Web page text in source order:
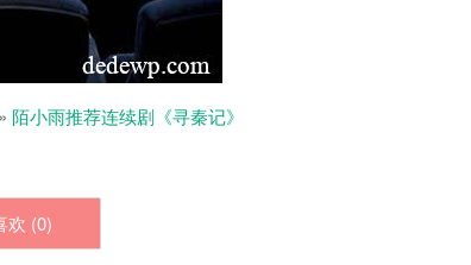
» 陌小雨推荐连续剧《寻秦记》
欢 (0)